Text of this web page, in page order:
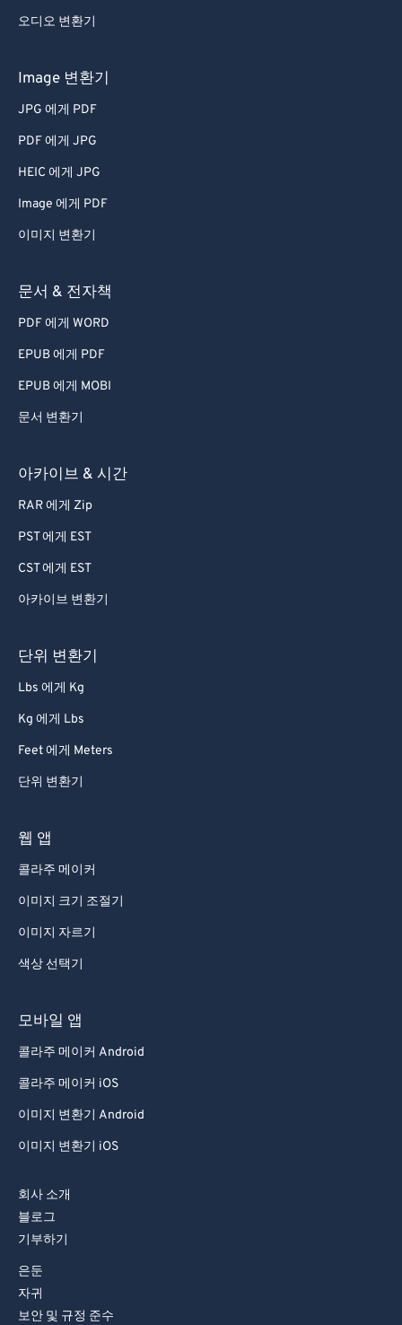
오디오 변환기
Image 변환기
JPG 에게 PDF
PDF 에게 JPG
HEIC 에게 JPG
Image 에게 PDF
이미지 변환기
문서 & 전자책
PDF 에게 WORD
EPUB 에게 PDF
EPUB 에게 MOBI
문서 변환기
아카이브 & 시간
RAR 에게 Zip
PST 에게 EST
CST 에게 EST
아카이브 변환기
단위 변환기
Lbs 에게 Kg
Kg 에게 Lbs
Feet 에게 Meters
단위 변환기
웹 앱
콜라주 메이커
이미지 크기 조절기
이미지 자르기
색상 선택기
모바일 앱
콜라주 메이커 Android
콜라주 메이커 iOS
이미지 변환기 Android
이미지 변환기 iOS
회사 소개
블로그
기부하기
은둔
자귀
보안 및 규정 준수